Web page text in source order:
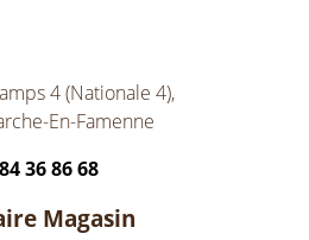
4 (Nationale 4),
En-Famenne
36 86 68
Magasin